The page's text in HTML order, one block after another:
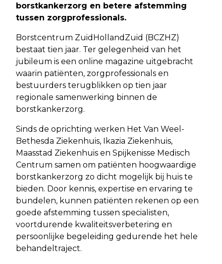
borstkankerzorg en betere afstemming
tussen zorgprofessionals.
Borstcentrum ZuidHollandZuid (BCZHZ)
bestaat tien jaar. Ter gelegenheid van het
jubileum is een online magazine uitgebracht
waarin patiënten, zorgprofessionals en
bestuurders terugblikken op tien jaar
regionale samenwerking binnen de
borstkankerzorg.
Sinds de oprichting werken Het Van Weel-
Bethesda Ziekenhuis, Ikazia Ziekenhuis,
Maasstad Ziekenhuis en Spijkenisse Medisch
Centrum samen om patiënten hoogwaardige
borstkankerzorg zo dicht mogelijk bij huis te
bieden. Door kennis, expertise en ervaring te
bundelen, kunnen patiënten rekenen op een
goede afstemming tussen specialisten,
voortdurende kwaliteitsverbetering en
persoonlijke begeleiding gedurende het hele
behandeltraject.